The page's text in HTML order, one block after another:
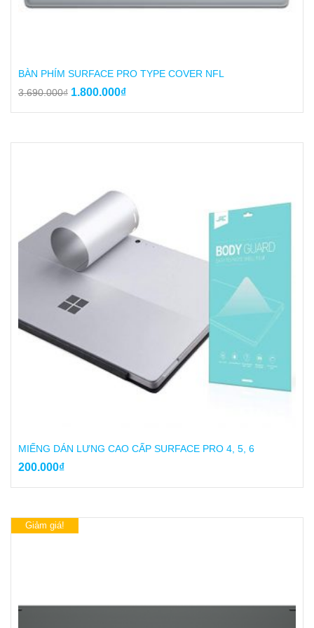
BÀN PHÍM SURFACE PRO TYPE COVER NFL
3.690.000₫ Giá
1.800.000₫Giá
MIẾNG DÁN LƯNG CAO CẤP SURFACE PRO 4, 5, 6
200.000₫
Giảm giá!